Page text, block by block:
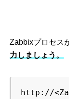
Zabbixプロセス
力しましょう。
http://